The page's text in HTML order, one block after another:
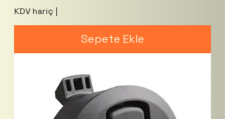
KDV hariç |
Sepete Ekle